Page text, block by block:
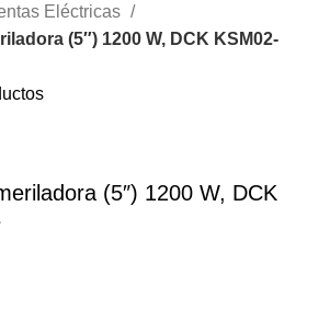
Eléctricas
(5″) 1200 W, DCK KSM02-
(5″) 1200 W, DCK